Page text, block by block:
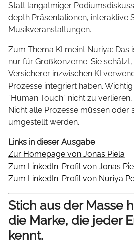
Statt langatmiger
depth Präsentationen, interaktive
Musikveranstaltungen.
Zum Thema KI meint Nuriya: Das
nur für Großkonzerne. Sie
Versicherer inzwischen KI
Prozesse integriert haben.
“Human Touch” nicht zu
Nicht alle Prozesse müssen oder
umgestellt werden.
Links in dieser Ausgabe
Zur Homepage von Jonas Piela
Zum LinkedIn-Profil von Jonas
Zum LinkedIn-Profil von Nuriya
Stich aus der Masse
die Marke, die jeder
kennt.